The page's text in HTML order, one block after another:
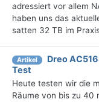
adressiert vor allem
haben uns das
satten 32 TB im
Artikel
Dreo
Test
Heute testen wir die
Räume von bis zu 40